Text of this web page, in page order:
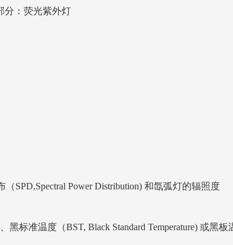
分：荧光紫外灯
Power Distribution) 和氙弧灯的辐照度
标准温度（BST, Black Standard Temperature) 或黑板